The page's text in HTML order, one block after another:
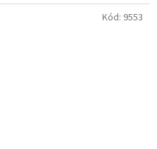
Kód: 9553